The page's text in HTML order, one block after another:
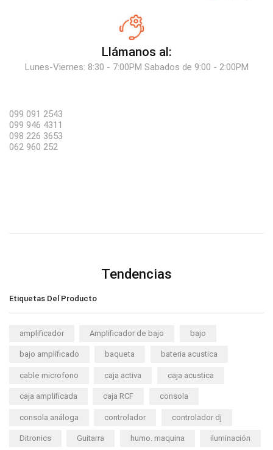
Llámanos al:
Lunes-Viernes: 8:30 - 7:00PM Sabados de 9:00 - 2:00PM
099 091 2543
099 946 4311
098 226 3653
062 960 252
Tendencias
Etiquetas Del Producto
amplificador Amplificador de bajo bajo
bajo amplificado baqueta bateria acustica
cable microfono caja activa caja acustica
caja amplificada caja RCF consola
consola análoga controlador controlador dj
Ditronics Guitarra humo. maquina iluminación